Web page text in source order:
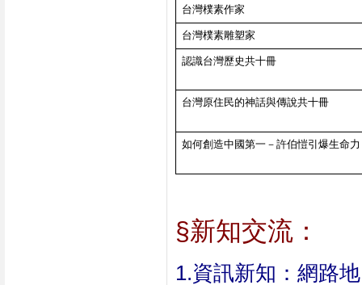
台灣樸素作家
台灣樸素雕塑家
認識台灣歷史共十冊
台灣原住民的神話與傳說共十冊
如何創造中國第一－許伯愷引爆生命
§新知交流：
1.資訊新知：網路